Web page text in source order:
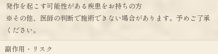
発作を起こす可能性がある疾患をお持ちの方
※その他、医師の判断で施術できない場合があります。予めご了承
ください。
副作用・リスク